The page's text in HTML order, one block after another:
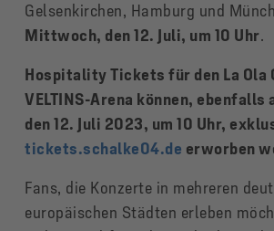
Gelsenkirchen, Hamburg und
Mittwoch, den 12. Juli, um 10 Uhr.
Hospitality Tickets für den La Ola
VELTINS-Arena können,
den 12. Juli 2023, um 10 Uhr,
tickets.schalke04.de erworben
Fans, die Konzerte in mehreren
europäischen Städten erleben